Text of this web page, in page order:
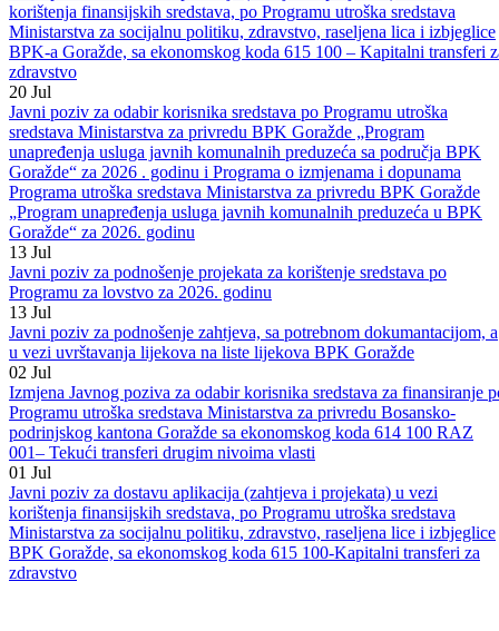
Javni poziviVidi sve
24 Jul
Javni poziv za dostavu aplikacija ( zahtjeva i projekata) u vezi
korištenja finansijskih sredstava, po Programu utroška sredstava
Ministarstva za socijalnu politiku, zdravstvo, raseljena lica i izbjeglice
BPK-a Goražde, sa ekonomskog koda 615 100 – Kapitalni transferi
zdravstvo
20 Jul
Javni poziv za odabir korisnika sredstava po Programu utroška
sredstava Ministarstva za privredu BPK Goražde „Program
unapređenja usluga javnih komunalnih preduzeća sa područja BPK
Goražde“ za 2026 . godinu i Programa o izmjenama i dopunama
Programa utroška sredstava Ministarstva za privredu BPK Goražde
„Program unapređenja usluga javnih komunalnih preduzeća u BPK
Goražde“ za 2026. godinu
13 Jul
Javni poziv za podnošenje projekata za korištenje sredstava po
Programu za lovstvo za 2026. godinu
13 Jul
Javni poziv za podnošenje zahtjeva, sa potrebnom dokumantacijom, a
u vezi uvrštavanja lijekova na liste lijekova BPK Goražde
02 Jul
Izmjena Javnog poziva za odabir korisnika sredstava za finansiranje
Programu utroška sredstava Ministarstva za privredu Bosansko-
podrinjskog kantona Goražde sa ekonomskog koda 614 100 RAZ
001– Tekući transferi drugim nivoima vlasti
01 Jul
Javni poziv za dostavu aplikacija (zahtjeva i projekata) u vezi
korištenja finansijskih sredstava, po Programu utroška sredstava